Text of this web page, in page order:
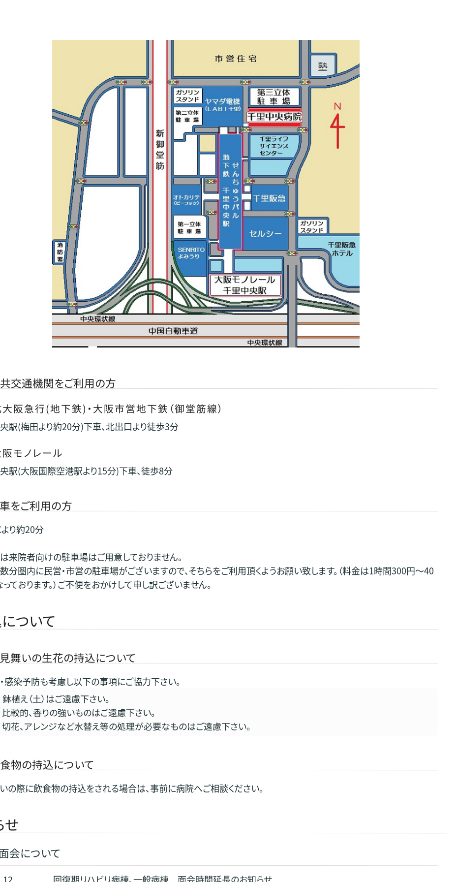
交通機関をご利用の方
阪急行(地下鉄)・大阪市営地下鉄（御堂筋線）
駅(梅田より約20分)下車、北出口より徒歩3分
モノレール
駅(大阪国際空港駅より15分)下車、徒歩8分
をご利用の方
り約20分
来院者向けの駐車場はご用意しておりません。
分圏内に民営・市営の駐車場がございますので、そちらをご利用頂くようお願い致します。（料金は1時間300円～40
ております。）ご不便をおかけして申し訳ございません。
ついて
舞いの生花の持込について
感染予防も考慮し以下の事項にご協力下さい。
鉢植え（土）はご遠慮下さい。
比較的、香りの強いものはご遠慮下さい。
切花、アレンジなど水替え等の処理が必要なものはご遠慮下さい。
物の持込について
の際に飲食物の持込をされる場合は、事前に病院へご相談ください。
せ
会について
回復期リハビリ病棟、一般病棟 面会時間延長のお知らせ